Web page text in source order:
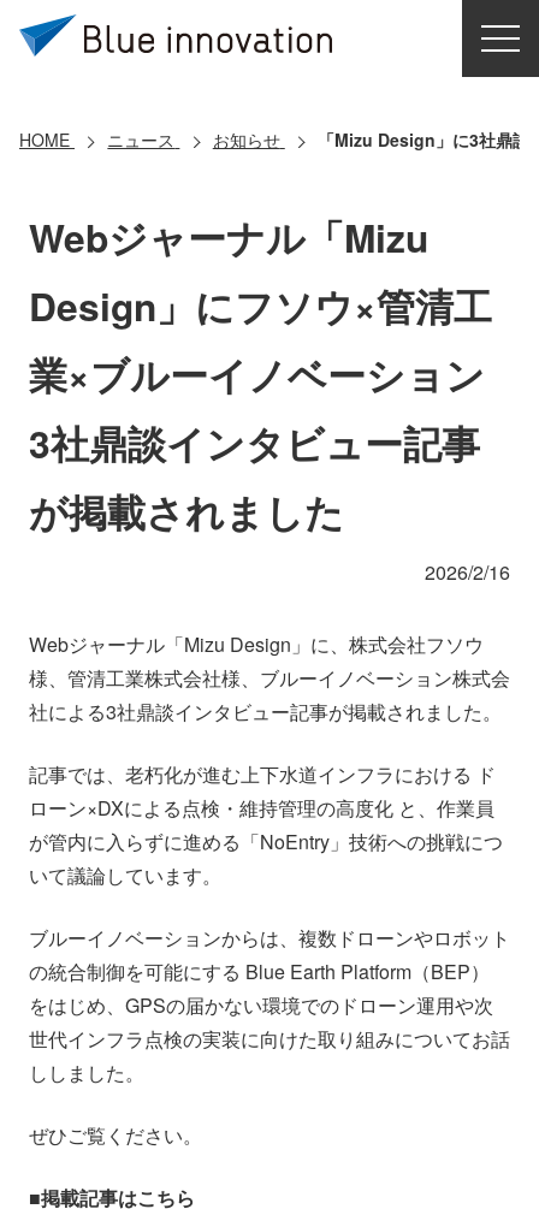
導入事例
コアテクノロジー
クラウドモビリティ研究所
ニュース
採用情報 資料ダウンロード
IR情報 English
HOME ニュース お知らせ 「Mizu Design」に3社鼎談
Webジャーナル「Mizu
Design」にフソウ×管清工
業×ブルーイノベーション
3社鼎談インタビュー記事
が掲載されました
2026/2/16
Webジャーナル「Mizu Design」に、株式会社フソウ
様、管清工業株式会社様、ブルーイノベーション株式会
社による3社鼎談インタビュー記事が掲載されました。
記事では、老朽化が進む上下水道インフラにおける ド
ローン×DXによる点検・維持管理の高度化 と、作業員
が管内に入らずに進める「NoEntry」技術への挑戦につ
いて議論しています。
ブルーイノベーションからは、複数ドローンやロボット
の統合制御を可能にする Blue Earth Platform（BEP）
をはじめ、GPSの届かない環境でのドローン運用や次
世代インフラ点検の実装に向けた取り組みについてお話
ししました。
ぜひご覧ください。
■掲載記事はこちら